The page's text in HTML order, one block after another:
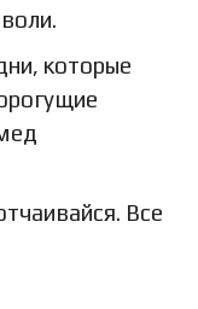
которые
Все